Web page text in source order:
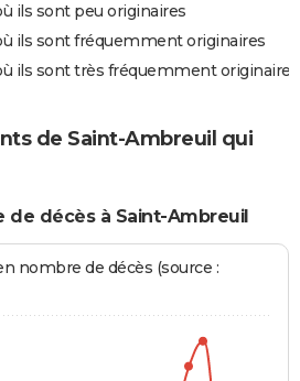
ils sont peu originaires
ils sont fréquemment originaires
ils sont très fréquemment originaires
de Saint-Ambreuil qui
de décès à Saint-Ambreuil
nombre de décès (source :